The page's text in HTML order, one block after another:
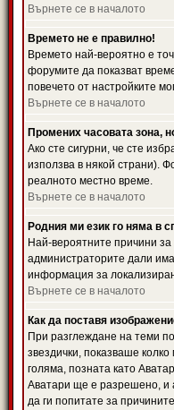
Върнете се в началото
Времето не е правилно!
Времето най-вероятно е
форумите да показват
повечето от настройките
Върнете се в началото
Промених часовата зона,
Ако сте сигурни, че сте
използва в някой страни).
реалното местно време.
Върнете се в началото
Родния ми език го няма в
Най-вероятните причини
администраторите дали
информация за
Върнете се в началото
Как да поставя
При разглеждане на теми
звездички, показваше
голяма, позната като
Аватари ще е разрешено, и
да ги попитате за